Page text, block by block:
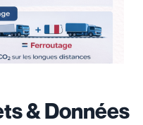
& Données